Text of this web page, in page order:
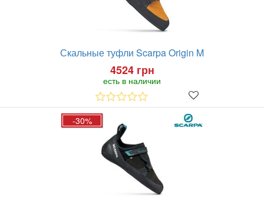
Скальные туфли Scarpa Origin M
4524 грн
есть в наличии
-30%